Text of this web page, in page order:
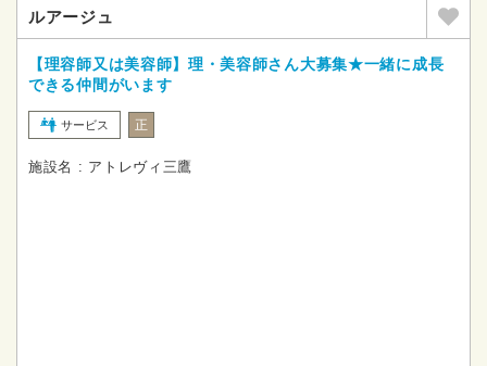
ルアージュ
【理容師又は美容師】理・美容師さん大募集★一緒に成長
できる仲間がいます
サービス 正
施設名 : アトレヴィ三鷹